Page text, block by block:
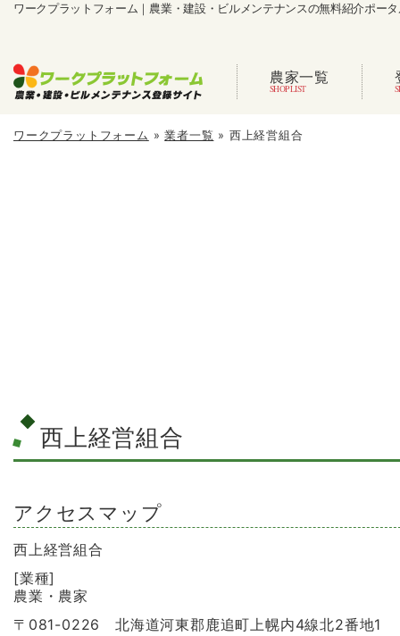
ワークプラットフォーム｜農業・建設・ビルメンテナンスの無料紹介ポー
農家一覧
ワークプラットフォーム »業者一覧 » 西上経営組合
西上経営組合
アクセスマップ
西上経営組合
[業種]
農業・農家
〒081-0226 北海道河東郡鹿追町上幌内4線北2番地1